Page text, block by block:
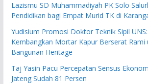
Lazismu SD Muhammadiyah PK Solo
Pendidikan bagi Empat Murid TK di
Yudisium Promosi Doktor Teknik Sipil
Kembangkan Mortar Kapur Berserat Rami
Bangunan Heritage
Taj Yasin Pacu Percepatan Sensus
Jateng Sudah 81 Persen